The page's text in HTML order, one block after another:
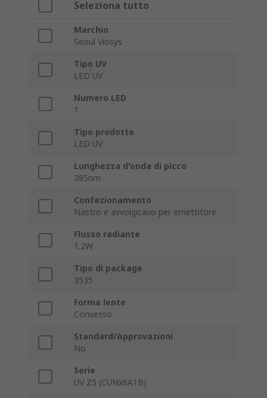
Seleziona tutto
Marchio
Seoul Viosys
Tipo UV
LED UV
Numero LED
1
Tipo prodotto
LED UV
Lunghezza d'onda di picco
385nm
Confezionamento
Nastro e avvolgicavo per emettitore
Flusso radiante
1.2W
Tipo di package
3535
Forma lente
Convesso
Standard/Approvazioni
No
Serie
UV Z5 (CUNx6A1B)